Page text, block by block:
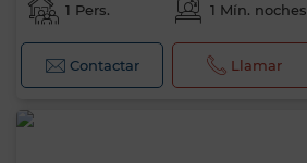
1 Pers. 1 Mín. noches
Contactar Llamar